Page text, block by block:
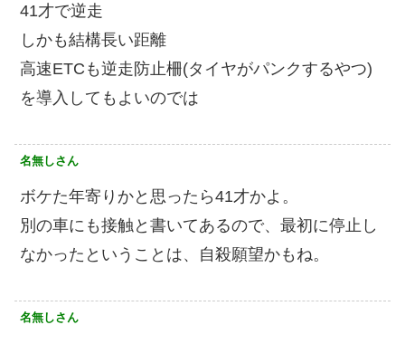
41才で逆走
しかも結構長い距離
高速ETCも逆走防止柵(タイヤがパンクするやつ)
を導入してもよいのでは
名無しさん
ボケた年寄りかと思ったら41才かよ。
別の車にも接触と書いてあるので、最初に停止し
なかったということは、自殺願望かもね。
名無しさん